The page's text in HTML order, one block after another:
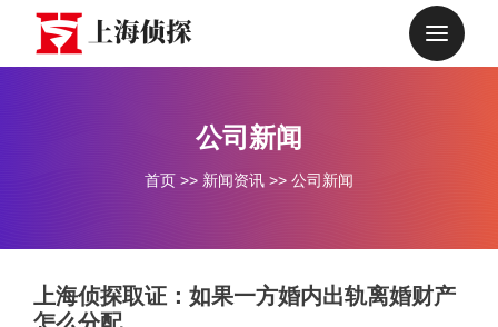
公司新闻
首页 >> 新闻资讯 >> 公司新闻
上海侦探取证：如果一方婚内出轨离婚财产